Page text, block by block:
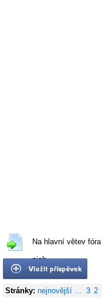
Na hlavní větev fóra
nich.
Stránky: nejnovější ... 3 2